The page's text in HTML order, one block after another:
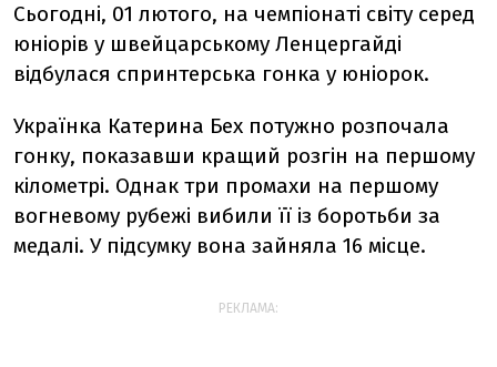
Сьогодні, 01 лютого, на чемпіонаті світу серед
юніорів у швейцарському Ленцергайді
відбулася спринтерська гонка у юніорок.
Українка Катерина Бех потужно розпочала
гонку, показавши кращий розгін на першому
кілометрі. Однак три промахи на першому
вогневому рубежі вибили її із боротьби за
медалі. У підсумку вона зайняла 16 місце.
РЕКЛАМА: